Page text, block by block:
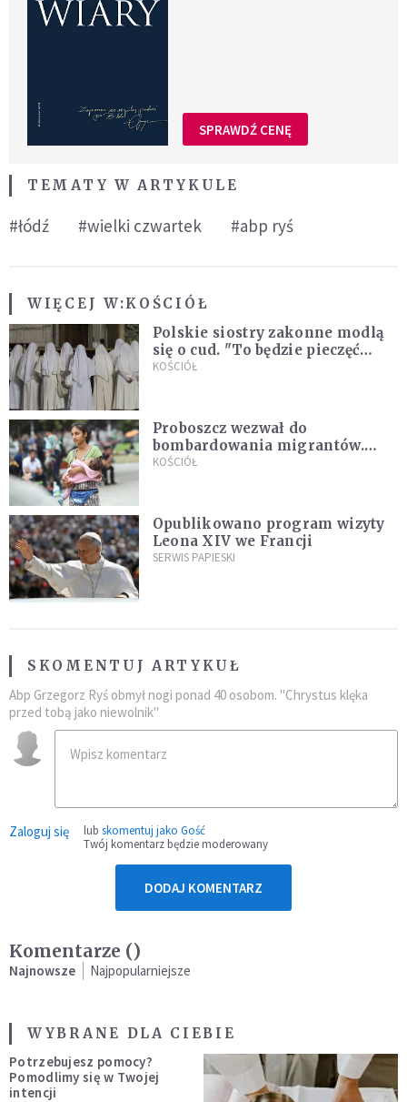
SPRAWDŹ CENĘ
TEMATY W ARTYKULE
#łódź #wielki czwartek #abp ryś
WIĘCEJ W:KOŚCIÓŁ
Polskie siostry zakonne modlą
się o cud. "To będzie pieczęć
Pana Boga dla naszej wiary"
KOŚCIÓŁ
Proboszcz wezwał do
bombardowania migrantów.
"Masowy ogień przeciwko
KOŚCIÓŁ
Opublikowano program wizyty
Leona XIV we Francji
SERWIS PAPIESKI
SKOMENTUJ ARTYKUŁ
Abp Grzegorz Ryś obmył nogi ponad 40 osobom. "Chrystus klęka
przed tobą jako niewolnik"
Zaloguj się lub skomentuj jako Gość
Twój komentarz będzie moderowany
DODAJ KOMENTARZ
Komentarze ()
Najnowsze Najpopularniejsze
WYBRANE DLA CIEBIE
Potrzebujesz pomocy?
Pomodlimy się w Twojej
intencji